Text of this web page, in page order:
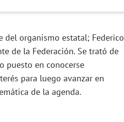
del organismo estatal; Federico
de la Federación. Se trató de
puesto en conocerse
para luego avanzar en
de la agenda.